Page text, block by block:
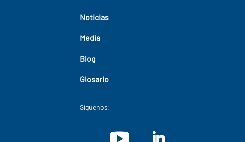
Noticias
Media
Blog
Glosario
Síguenos: